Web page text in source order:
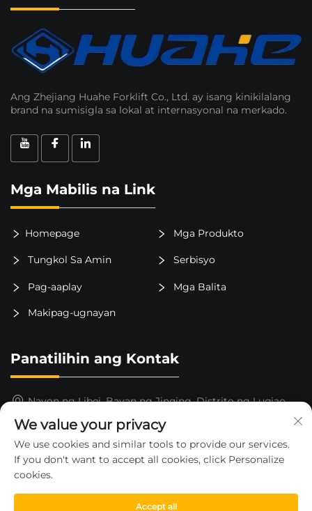
Ang Zhejiang Huahe Forklift Co., Ltd. ay isang kinikilalang
brand na sumisigla sa lokal at internasyonal na merkado.
Mga Mabilis na Link
Homepage Mga Produkto
Tungkol Sa Amin Serbisyo
Pag-aaplay Mga Balita
Makipag-ugnayan
Panatilihin ang Kontak
Nayon ng Libei, Bayan ng Jinqing, Distrito ng Luqiao,
15325652000
[email protected]
We value your privacy
We use cookies and similar tools to provide our services.
If you don't want to accept all cookies, click Personalize
cookies.
Accept all